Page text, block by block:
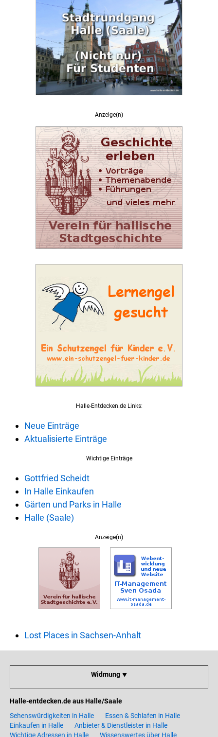
Anzeige(n)
Halle-Entdecken.de Links:
Neue Einträge
Aktualisierte Einträge
Wichtige Einträge
Gottfried Scheidt
In Halle Einkaufen
Gärten und Parks in Halle
Halle (Saale)
Anzeige(n)
Lost Places in Sachsen-Anhalt
Widmung ⯆
Halle-entdecken.de aus Halle/Saale
Sehenswürdigkeiten in Halle
Essen & Schlafen in Halle
Einkaufen in Halle
Anbieter & Dienstleister in Halle
Wichtige Adressen in Halle
Wissenswertes über Halle